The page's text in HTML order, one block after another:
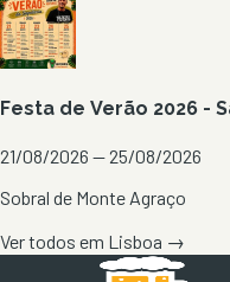
Festa de Verão 2026 -
21/08/2026 — 25/08/2026
Sobral de Monte Agraço
Ver todos em Lisboa →